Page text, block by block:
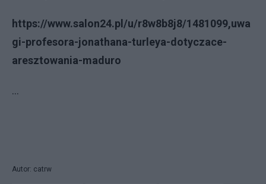
https://www.salon24.pl/u/r8w8b8j8/1481099,uwa
gi-profesora-jonathana-turleya-dotyczace-
aresztowania-maduro
...
Autor: catrw